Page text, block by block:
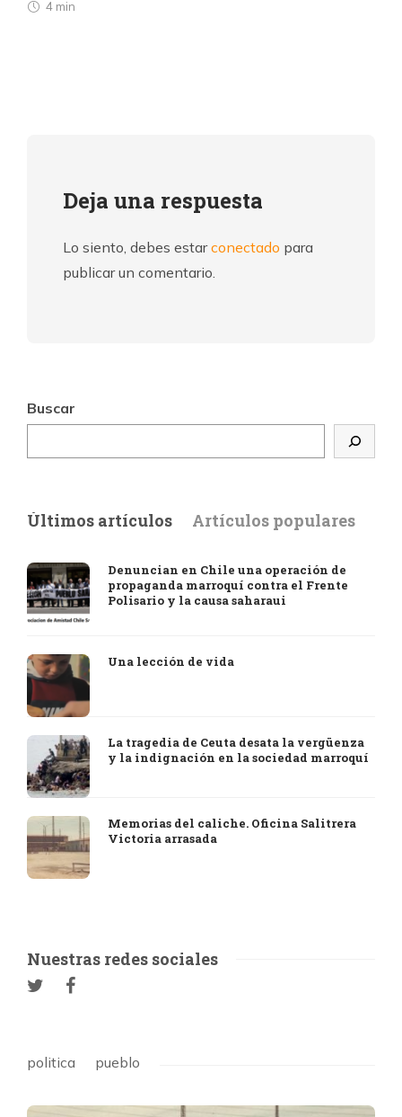
4 min
Deja una respuesta
Lo siento, debes estarconectado para
publicar un comentario.
Buscar
Últimos artículos Artículos populares
Denuncian en Chile una operación de
propaganda marroquí contra el Frente
Polisario y la causa saharaui
Una lección de vida
La tragedia de Ceuta desata la vergüenza
y la indignación en la sociedad marroquí
Memorias del caliche. Oficina Salitrera
Victoria arrasada
Nuestras redes sociales
politica pueblo